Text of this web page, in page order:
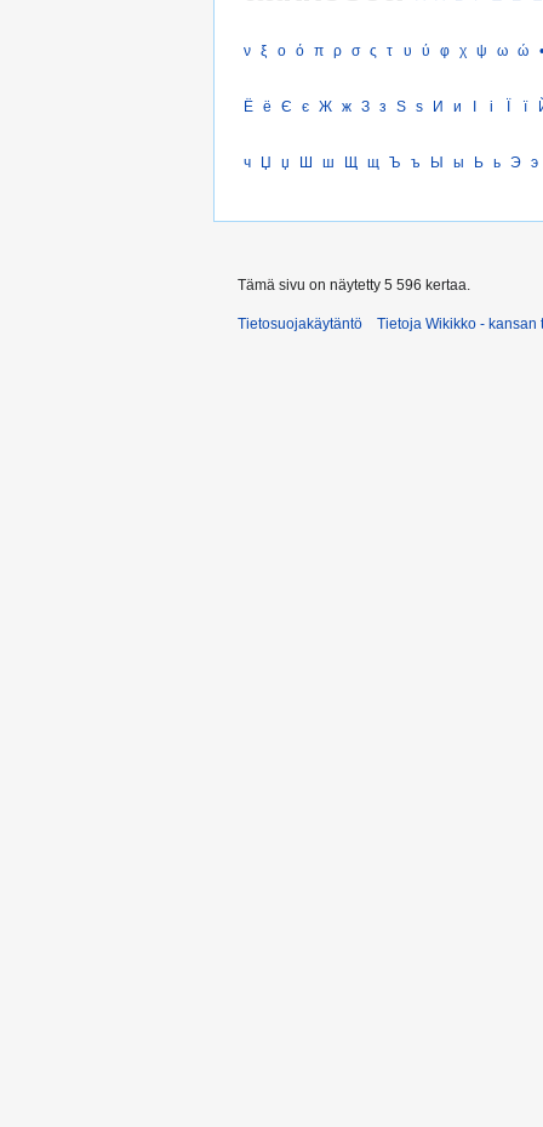
ν ξ ο ό π ρ σ ς τ υ ύ φ χ ψ ω ώ •
Ё ё Є є Ж ж З з Ѕ ѕ И и І і Ї ї
ч Џ џ Ш ш Щ щ Ъ ъ Ы ы Ь ь Э э
Tämä sivu on näytetty 5 596 kertaa.
Tietosuojakäytäntö Tietoja Wikikko - kansan